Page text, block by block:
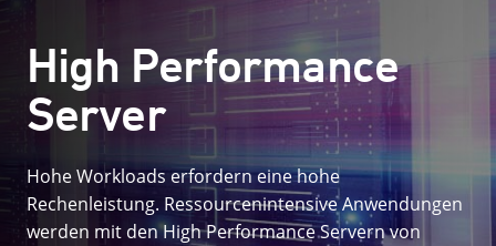
High Performance
Server
Hohe Workloads erfordern eine hohe
Rechenleistung. Ressourcenintensive Anwendungen
werden mit den High Performance Servern von